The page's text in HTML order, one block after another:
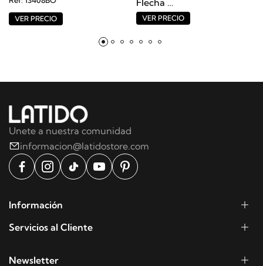
VER PRECIO
Flecha
Ref: 13407BO
VER PRECIO
Unete a nuestra comunidad
informacion@latidostore.com
Información
Servicios al Cliente
Newsletter